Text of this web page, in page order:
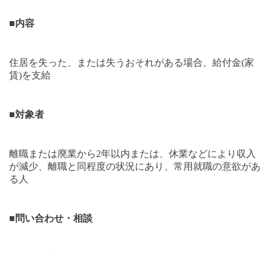
■内容
住居を失った、または失うおそれがある場合、給付金(家
賃)を支給
■対象者
離職または廃業から2年以内または、休業などにより収入
が減少、離職と同程度の状況にあり、常用就職の意欲があ
る人
■問い合わせ・相談